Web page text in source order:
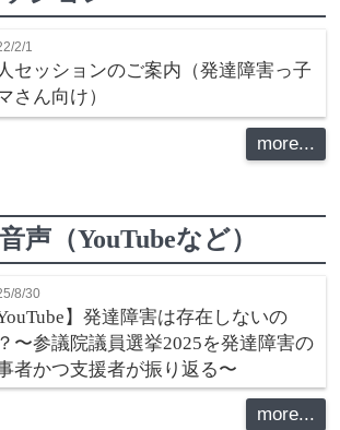
2/1
セッションのご案内（発達障害っ子
さん向け）
more...
声（YouTubeなど）
8/30
YouTube】発達障害は存在しないの
〜参議院議員選挙2025を発達障害の
者かつ支援者が振り返る〜
more...